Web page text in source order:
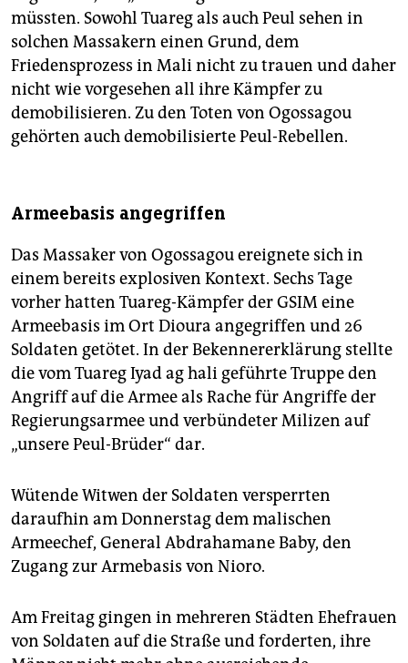
müssten. Sowohl Tuareg als auch Peul sehen in
solchen Massakern einen Grund, dem
Friedensprozess in Mali nicht zu trauen und daher
nicht wie vorgesehen all ihre Kämpfer zu
demobilisieren. Zu den Toten von Ogossagou
gehörten auch demobilisierte Peul-Rebellen.
Armeebasis angegriffen
Das Massaker von Ogossagou ereignete sich in
einem bereits explosiven Kontext. Sechs Tage
vorher hatten Tuareg-Kämpfer der GSIM eine
Armeebasis im Ort Dioura angegriffen und 26
Soldaten getötet. In der Bekennererklärung stellte
die vom Tuareg Iyad ag hali geführte Truppe den
Angriff auf die Armee als Rache für Angriffe der
Regierungsarmee und verbündeter Milizen auf
„unsere Peul-Brüder“ dar.
Wütende Witwen der Soldaten versperrten
daraufhin am Donnerstag dem malischen
Armeechef, General Abdrahamane Baby, den
Zugang zur Armebasis von Nioro.
Am Freitag gingen in mehreren Städten Ehefrauen
von Soldaten auf die Straße und forderten, ihre